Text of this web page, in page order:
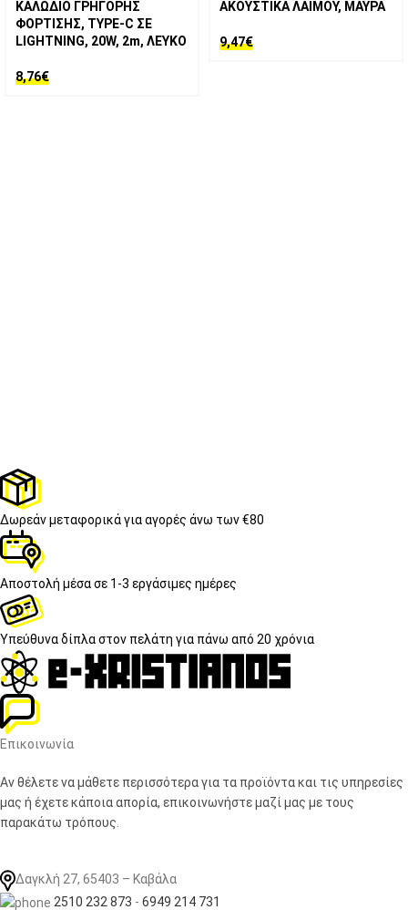
ΚΑΛΩΔΙΟ ΓΡΗΓΟΡΗΣ
ΦΟΡΤΙΣΗΣ, TYPE-C ΣΕ
LIGHTNING, 20W, 2m, ΛΕΥΚΟ
8,76€
ΑΚΟΥΣΤΙΚΑ ΛΑΙΜΟΥ, ΜΑΥΡΑ
9,47€
Δωρεάν μεταφορικάγια αγορές άνω των €80
Αποστολή μέσα σε 1-3 εργάσιμες ημέρες
Υπεύθυνα δίπλα στον πελάτη για πάνω από 20 χρόνια
Επικοινωνία
Αν θέλετε να μάθετε περισσότερα για τα προϊόντα και τις υπηρεσίες
μας ή έχετε κάποια απορία, επικοινωνήστε μαζί μας με τους
παρακάτω τρόπους.
Δαγκλή 27, 65403 – Καβάλα
2510 232 873 - 6949 214 731